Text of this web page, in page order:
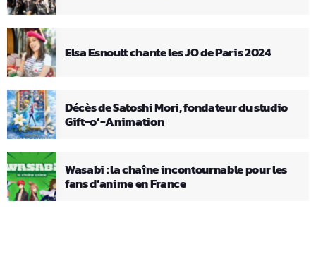
Elsa Esnoult chante les JO de Paris 2024
Décès de Satoshi Mori, fondateur du studio
Gift-o’-Animation
Wasabi : la chaîne incontournable pour les
fans d’anime en France